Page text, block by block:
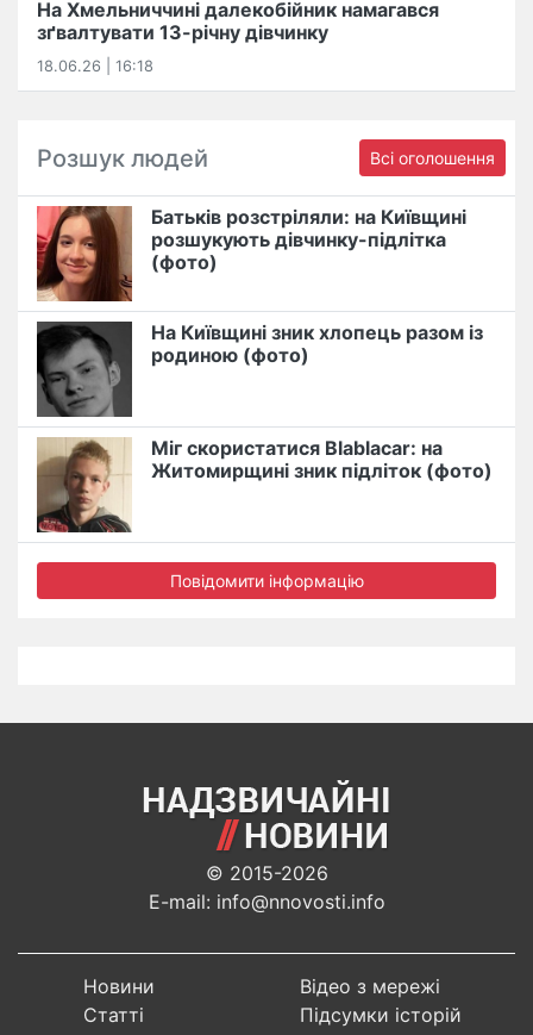
На Хмельниччині далекобійник намагався
зґвалтувати 13-річну дівчинку
18.06.26 | 16:18
Розшук людей Всі оголошення
Батьків розстріляли: на Київщині
розшукують дівчинку-підлітка
(фото)
На Київщині зник хлопець разом із
родиною (фото)
Міг скористатися Blablacar: на
Житомирщині зник підліток (фото)
Повідомити інформацію
© 2015-2026
E-mail: info@nnovosti.info
Новини
Статті
Відео з мережі
Підсумки історій